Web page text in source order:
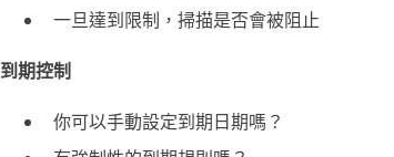
一旦達到限制，掃描是否會被阻止
到期控制
你可以手動設定到期日期嗎？